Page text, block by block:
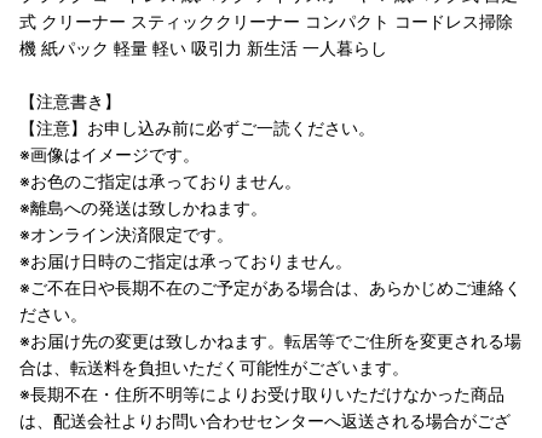
式 クリーナー スティッククリーナー コンパクト コードレス掃除
機 紙パック 軽量 軽い 吸引力 新生活 一人暮らし
【注意書き】
【注意】お申し込み前に必ずご一読ください。
※画像はイメージです。
※お色のご指定は承っておりません。
※離島への発送は致しかねます。
※オンライン決済限定です。
※お届け日時のご指定は承っておりません。
※ご不在日や長期不在のご予定がある場合は、あらかじめご連絡く
ださい。
※お届け先の変更は致しかねます。転居等でご住所を変更される場
合は、転送料を負担いただく可能性がございます。
※長期不在・住所不明等によりお受け取りいただけなかった商品
は、配送会社よりお問い合わせセンターへ返送される場合がござ